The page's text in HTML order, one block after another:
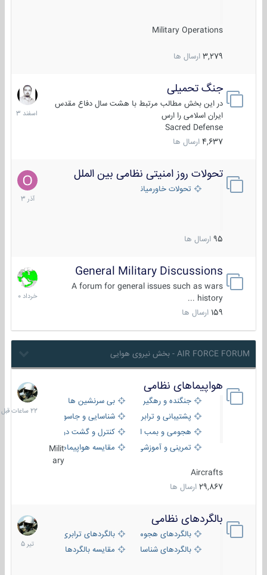
Military Operations
3,279 ارسال ها
جنگ تحمیلی
در این بخش مطالب مرتبط با هشت سال دفاع مقدس
ایران اسلامی را ارس
Sacred Defense
4,637 ارسال ها
20
اسفند
1403
تحولات روز امنیتی نظامی بین الملل
تحولات خاورمیانه
95 ارسال ها
21
آذر
1403
General Military Discussions
A forum for general issues such as wars
history ...
159 ارسال ها
10
خرداد
1400
AIR FORCE FORUM - بخش نیروی هوایی
هواپیماهای نظامی
جنگنده و رهگیر
بی سرنشین ها
پشتیبانی و ترابری
شناسایی و جاسوسی
هجومی و بمب افکن
کنترل و گشت دریایی
تمرینی و آموزشی
مقایسه هواپیماهاMilit
ary
Aircrafts
29,867 ارسال ها
22
ساعات
قبل
بالگردهای نظامی
بالگردهای هجومی
بالگردهای ترابری
بالگردهای شناسایی
مقایسه بالگردها
22
تیر
1405